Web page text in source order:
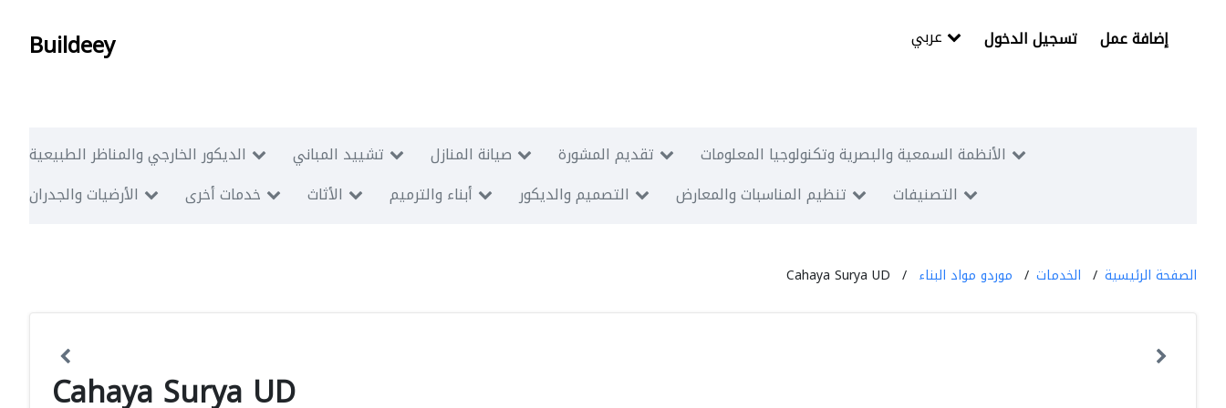
Buildeey تسجيل الدخول إضافة عمل
الديكور الخارجي والمناظر الطبيعية تشييد المباني صيانة المنازل تقديم المشورة
الأنظمة السمعية والبصرية وتكنولوجيا المعلومات
الأرضيات والجدران
خدمات أخرى الأثاث أبناء والترميم التصميم والديكور تنظيم المناسبات والمعارض التصنيفات
الصفحة الرئيسية الخدمات موردو مواد البناء Cahaya Surya UD
Cahaya Surya UD